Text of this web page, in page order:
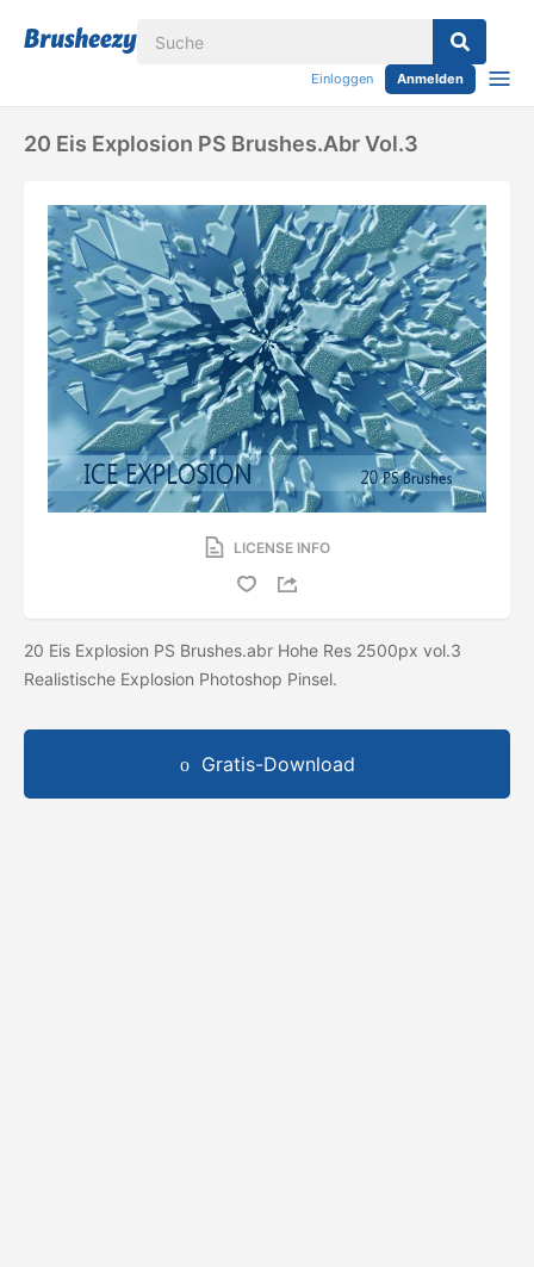
Einloggen Anmelden
20 Eis Explosion PS Brushes.abr Vol.3
LICENSE INFO
20 Eis Explosion PS Brushes.abr Hohe Res 2500px vol.3
Realistische Explosion Photoshop Pinsel.
Gratis-Download